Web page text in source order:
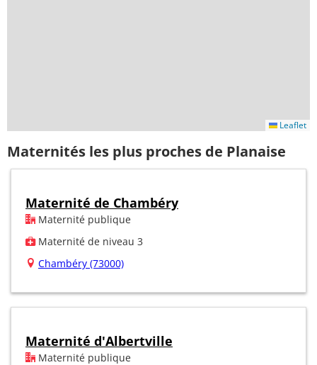
Leaflet
Maternités les plus proches de Planaise
Maternité de Chambéry
Maternité publique
Maternité de niveau 3
Chambéry (73000)
Maternité d'Albertville
Maternité publique